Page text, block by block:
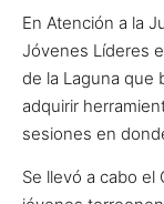
En Atención a la
Jóvenes Líderes
de la Laguna que
adquirir
sesiones en
Se llevó a cabo el